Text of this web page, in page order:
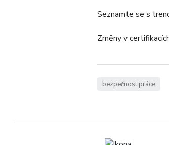
Seznamte se s
Změny v
bezpečnost práce